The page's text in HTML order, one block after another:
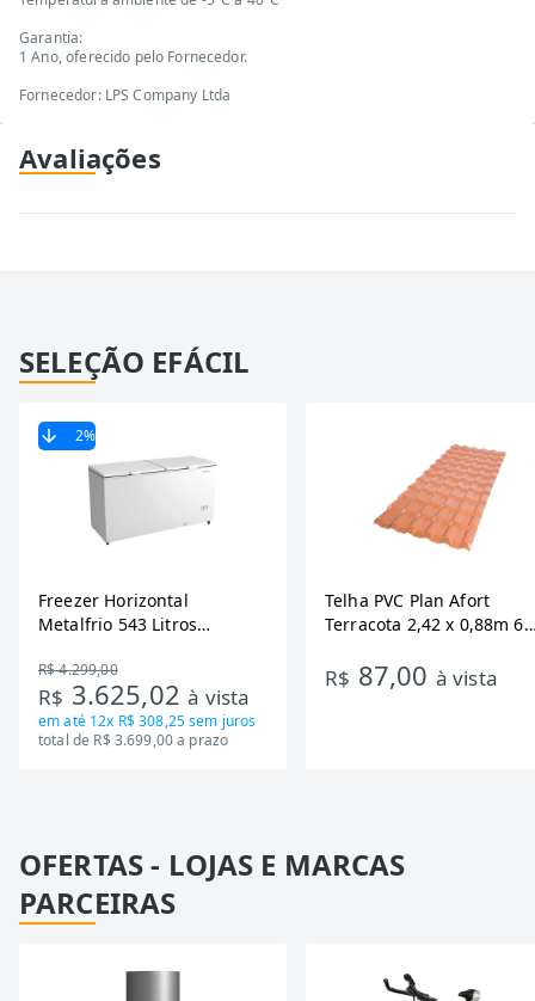
Garantia:
1 Ano, oferecido pelo Fornecedor.
Fornecedor: LPS Company Ltda
Avaliações
SELEÇÃO EFÁCIL
2%
Freezer Horizontal
Metalfrio 543 Litros
Tecnologia Inverter, Branco,
Bivolt
R$ 4.299,00
R$ 3.625,02à vista
em até 12x R$ 308,25sem juros
total de R$ 3.699,00 a prazo
Telha PVC Plan Afort
Terracota 2,42 x 0,88m 6
R$ 87,00 à vista
OFERTAS - LOJAS E MARCAS
PARCEIRAS